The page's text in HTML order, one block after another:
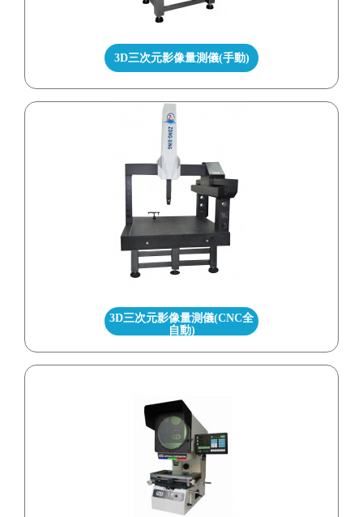
3D三次元影像量測儀(手動)
3D三次元影像量測儀(CNC全
自動)